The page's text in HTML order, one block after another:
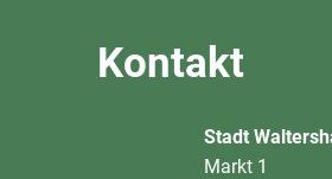
Kontakt
Stadt
Markt 1